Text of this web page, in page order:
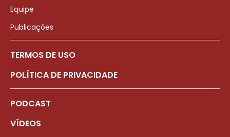
Equipe
Publicações
TERMOS DE USO
POLÍTICA DE PRIVACIDADE
PODCAST
VÍDEOS